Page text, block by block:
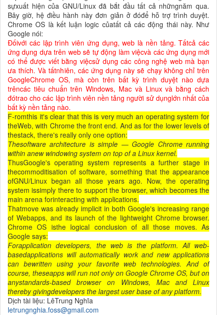
sựxuất hiện của GNU/Linux đã bắt đầu tất cả nhữngnăm qua.
Bây giờ, hệ điều hành này đơn giản ở đóđể hỗ trợ trình duyệt.
Chrome OS là kết luận logic củatất cả các động thái này. Như
Google nói:
Đốivới các lập trình viên ứng dụng, web là nền tảng. Tấtcả các
ứng dụng dựa trên web sẽ tự động làm việcvà các ứng dụng mới
có thể được viết bằng việcsử dụng các công nghệ web mà bạn
ưa thích. Và tấtnhiên, các ứng dụng này sẽ chạy không chỉ trên
GoogleChrome OS, mà còn trên bất kỳ trình duyệt nào dựa
trêncác tiêu chuẩn trên Windows, Mac và Linux và bằng cách
đótrao cho các lập trình viên nền tảng người sử dụnglớn nhất của
bất kỳ nền tảng nào.
F-romthis it's clear that this is very much an operating system for
theWeb, with Chrome the front end. And as for the lower levels of
thestack, there's really only one option:
Thesoftware architecture is simple — Google Chrome running
within anew windowing system on top of a Linux kernel.
ThusGoogle's operating system represents a further stage in
thecommoditisation of software, something that the appearance
ofGNU/Linux began all those years ago. Now, the operating
system issimply there to support the browser, which becomes the
main arena forinteracting with applications.
Thatmove was already implicit in both Google's increasing range
of Webapps, and its launch of the lightweight Chrome browser.
Chrome OS isthe logical conclusion of all those moves. As
Google says:
Forapplication developers, the web is the platform. All web-
basedapplications will automatically work and new applications
can bewritten using your favorite web technologies. And of
course, theseapps will run not only on Google Chrome OS, but on
anystandards-based browser on Windows, Mac and Linux
thereby givingdevelopers the largest user base of any platform.
Dịch tài liệu: LêTrung Nghĩa
letrungnghia.foss@gmail.com